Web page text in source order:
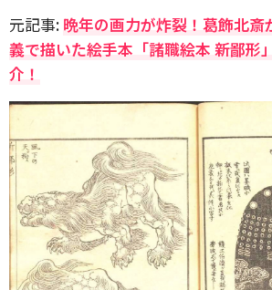
元記事: 晩年の画力が炸裂！葛飾北斎
義で描いた絵手本「諸職絵本 新鄙形
介！